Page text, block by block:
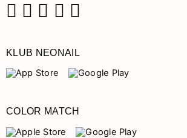
KLUB NEONAIL
COLOR MATCH